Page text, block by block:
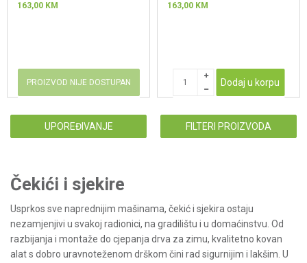
163,00 KM
PROIZVOD NIJE DOSTUPAN
163,00 KM
Dodaj u korpu
UPOREĐIVANJE FILTERI PROIZVODA
Čekići i sjekire
Usprkos sve naprednijim mašinama, čekić i sjekira ostaju
nezamjenjivi u svakoj radionici, na gradilištu i u domaćinstvu. Od
razbijanja i montaže do cjepanja drva za zimu, kvalitetno kovan
alat s dobro uravnoteženom drškom čini rad sigurnijim i lakšim. U